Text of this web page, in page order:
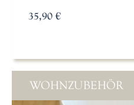
35,90 €
WOHNZUBEHÖR